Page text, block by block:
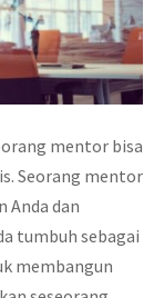
mentor bisa
Seorang mentor
Anda dan
tumbuh sebagai
membangun